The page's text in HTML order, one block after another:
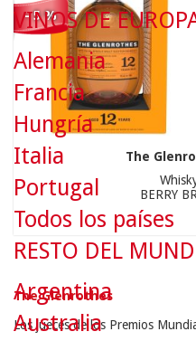
- 5 %
The
BERRY
The Glenrothes
Los jueces de los Premios
VINOS DE
Alemania
Francia
Hungría
Italia
Portugal
Todos los países
RESTO DEL
Argentina
Australia